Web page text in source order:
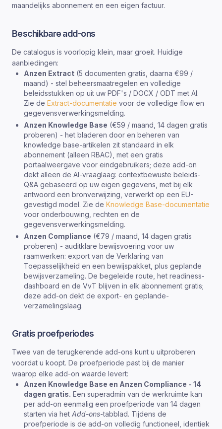
maandelijks abonnement en een eigen factuur.
Beschikbare add-ons
De catalogus is voorlopig klein, maar groeit. Huidige
aanbiedingen:
Anzen Extract (5 documenten gratis, daarna €99 /
maand) - stel beheersmaatregelen en volledige
beleidsstukken op uit uw PDF's / DOCX / ODT met AI.
Zie de Extract-documentatie voor de volledige flow en
gegevensverwerkingsmelding.
Anzen Knowledge Base (€59 / maand, 14 dagen gratis
proberen) - het bladeren door en beheren van
knowledge base-artikelen zit standaard in elk
abonnement (alleen RBAC), met een gratis
portaalweergave voor eindgebruikers; deze add-on
dekt alleen de AI-vraaglaag: contextbewuste beleids-
Q&A gebaseerd op uw eigen gegevens, met bij elk
antwoord een bronverwijzing, verwerkt op een EU-
gevestigd model. Zie de Knowledge Base-documentatie
voor onderbouwing, rechten en de
gegevensverwerkingsmelding.
Anzen Compliance (€79 / maand, 14 dagen gratis
proberen) - auditklare bewijsvoering voor uw
raamwerken: export van de Verklaring van
Toepasselijkheid en een bewijspakket, plus geplande
bewijsverzameling. De begeleide route, het readiness-
dashboard en de VvT blijven in elk abonnement gratis;
deze add-on dekt de export- en geplande-
verzamelingslaag.
Gratis proefperiodes
Twee van de terugkerende add-ons kunt u uitproberen
voordat u koopt. De proefperiode past bij de manier
waarop elke add-on waarde levert:
Anzen Knowledge Base en Anzen Compliance - 14
dagen gratis. Een superadmin van de werkruimte kan
per add-on eenmalig een proefperiode van 14 dagen
starten via het Add-ons-tabblad. Tijdens de
proefperiode is de add-on volledig functioneel, identiek